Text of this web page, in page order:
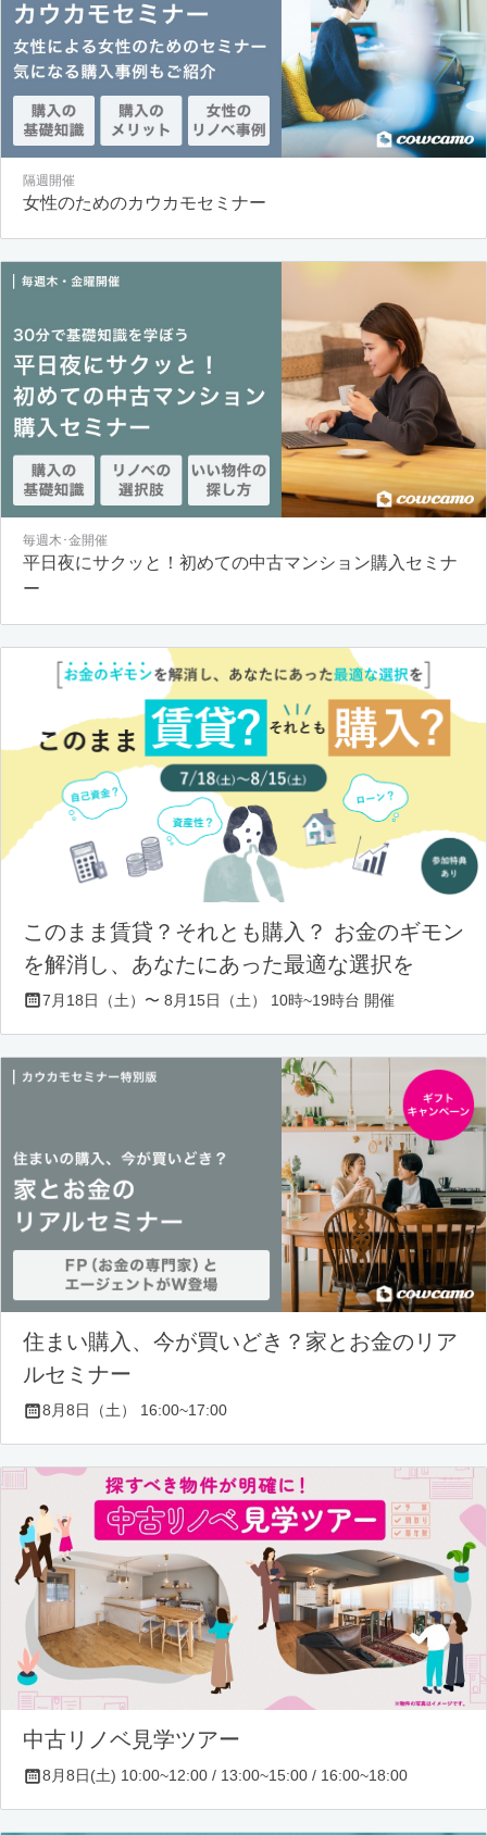
隔週開催
女性のためのカウカモセミナー
毎週木･金開催
平日夜にサクッと！初めての中古マンション購入セミナ
ー
このまま賃貸？それとも購入？ お金のギモン
を解消し、あなたにあった最適な選択を
7月18日（土）〜 8月15日（土） 10時~19時台 開催
住まい購入、今が買いどき？家とお金のリア
ルセミナー
8月8日（土） 16:00~17:00
中古リノベ見学ツアー
8月8日(土) 10:00~12:00 / 13:00~15:00 / 16:00~18:00